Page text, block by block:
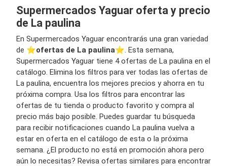
Supermercados Yaguar oferta y precio
de La paulina
En Supermercados Yaguar encontrarás una gran variedad
de ⭐️ofertas de La paulina⭐️. Esta semana,
Supermercados Yaguar tiene 4 ofertas de La paulina en el
catálogo. Elimina los filtros para ver todas las ofertas de
La paulina, encuentra los mejores precios y ahorra en tu
próxima compra. Usa los filtros para encontrar las
ofertas de tu tienda o producto favorito y compra al
precio más bajo posible. Puedes guardar tu búsqueda
para recibir notificaciones cuando La paulina vuelva a
estar en oferta en el catálogo de esta o la próxima
semana. ¿El producto no está en promoción ahora pero
aún lo necesitas? Revisa ofertas similares para encontrar